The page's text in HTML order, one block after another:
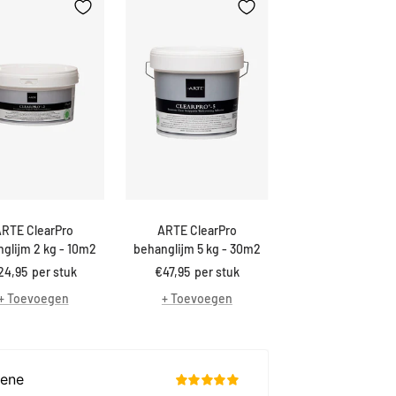
ClearPro
2 kg - 10m2
per stuk
Toevoegen
ARTE ClearPro
behanglijm 5 kg - 30m2
Kortings
prijs
€47,95 per stuk
+ Toevoegen